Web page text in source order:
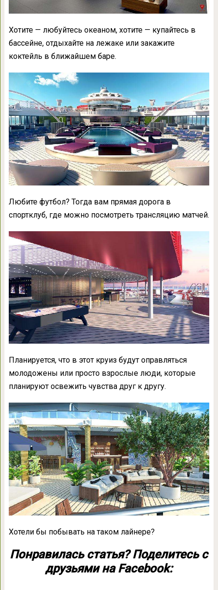
Хотите — любуйтесь океаном, хотите — купайтесь в
бассейне, отдыхайте на лежаке или закажите
коктейль в ближайшем баре.
Любите футбол? Тогда вам прямая дорога в
спортклуб, где можно посмотреть трансляцию матчей.
Планируется, что в этот круиз будут оправляться
молодожены или просто взрослые люди, которые
планируют освежить чувства друг к другу.
Хотели бы побывать на таком лайнере?
Понравилась статья? Поделитесь с
друзьями на Facebook: